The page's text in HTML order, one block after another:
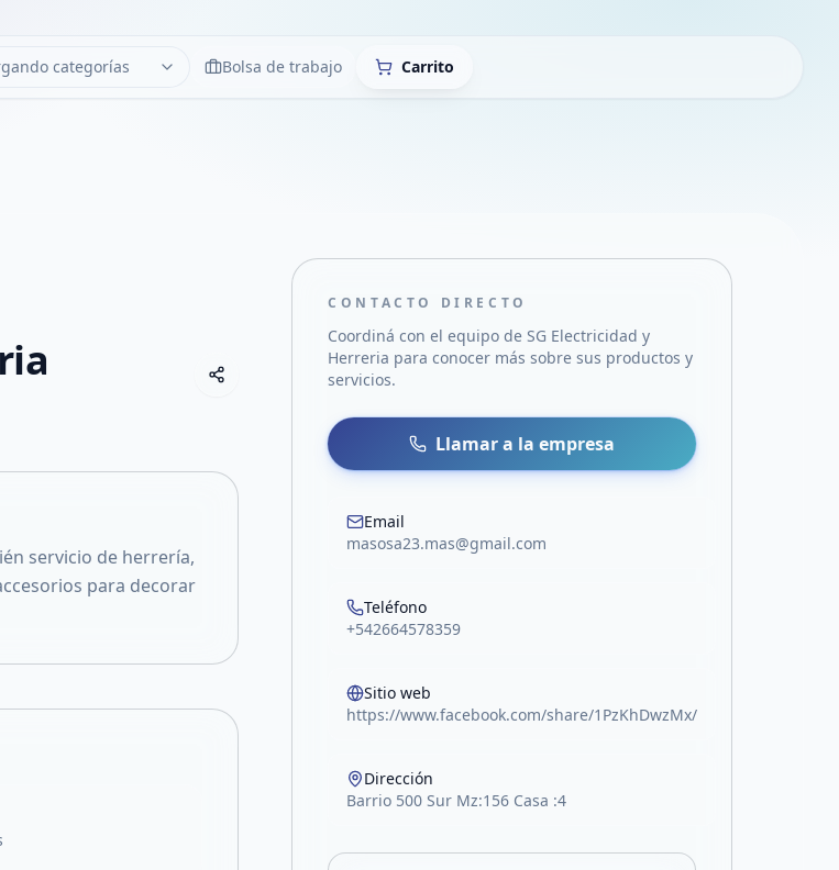
categorías LimpiarBolsa de trabajo Carrito
Compartir empresa
Compartir por WhatsApp
Compartir por mail
Compartir en Facebook
servicio de herrería,
para decorar
CONTACTO DIRECTO
Coordiná con el equipo deSG Electricidad y
Herreria para conocer más sobre sus productos y
servicios.
Llamar a la empresa
Email
masosa23.mas@gmail.com
Teléfono
+542664578359
Sitio web
https://www.facebook.com/share/1PzKhDwzMx/
Dirección
Barrio 500 Sur Mz:156 Casa :4